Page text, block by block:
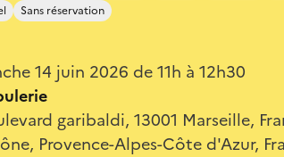
Sans réservation
14 juin 2026 de 11h à 12h30
garibaldi, 13001 Marseille,
Provence-Alpes-Côte d'Azur,